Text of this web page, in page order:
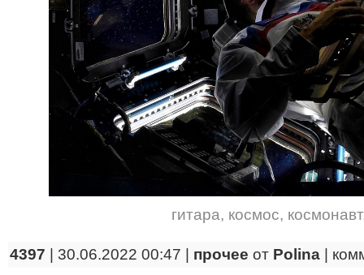
гитара, космос, космонавт
4397 | 30.06.2022 00:47 | прочее от Polina